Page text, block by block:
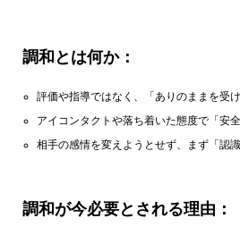
調和とは何か：
評価や指導ではなく、「ありのままを受け
アイコンタクトや落ち着いた態度で「安
相手の感情を変えようとせず、まず「認
調和が今必要とされる理由：